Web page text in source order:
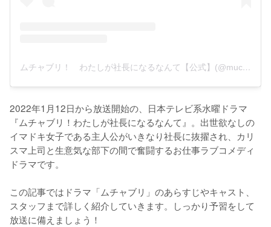
ムチャブリ！ わたしが社長になるなんて【公式】(@muchaburi_ntv)がシェアした投稿
2022年1月12日から放送開始の、日本テレビ系水曜ドラマ
『ムチャブリ！わたしが社長になるなんて』。出世欲なしの
イマドキ女子である主人公がいきなり社長に抜擢され、カリ
スマ上司と生意気な部下の間で奮闘するお仕事ラブコメディ
ドラマです。
この記事ではドラマ「ムチャブリ」のあらすじやキャスト、
スタッフまで詳しく紹介していきます。しっかり予習をして
放送に備えましょう！